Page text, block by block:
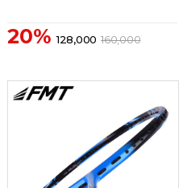
20% 128,000 160,000